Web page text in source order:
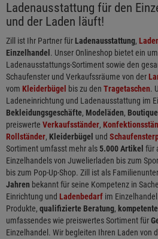
Ladenausstattung für den
und der Laden läuft!
Zill ist Ihr Partner für Ladenausstattung,
Einzelhandel . Unser Onlineshop bietet ein
Ladenausstattungs-Sortiment sowie den
Schaufenster und Verkaufssräume von der
vom Kleiderbügel bis zu den Tragetaschen.
Ladeneinrichtung und Ladenausstattung im
Bekleidungsgeschäfte, Modeläden,
preiswerte Verkaufsständer,
Rollständer, Kleiderbügel und
Sortiment umfasst mehr als5.000 Artikel für
Einzelhandels von Juwelierladen bis zum
bis zum Pop-Up-Shop. Zill ist als
Jahren bekannt für seine Kompetenz in
Einrichtung und Ladenbedarf im
Produkte, qualifizierte Beratung,
umfassendes wie preiswertes Sortiment für
Einzelhandel. Wir begleiten Ihren Laden von